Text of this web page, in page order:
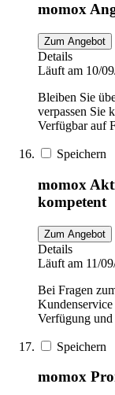
momox
Zum Angebot
Details
Läuft am 10/
Bleiben Sie
verpassen Sie
Verfügbar auf
Speichern
momox
kompetent
Zum Angebot
Details
Läuft am 11/
Bei Fragen
Kundenservice
Verfügung
Speichern
momox